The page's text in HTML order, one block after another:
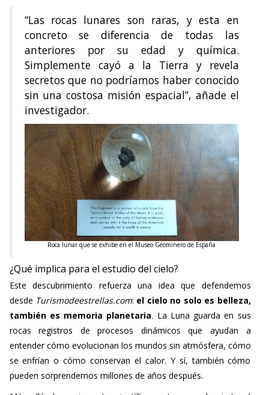
“Las rocas lunares son raras, y esta en
concreto se diferencia de todas las
anteriores por su edad y química.
Simplemente cayó a la Tierra y revela
secretos que no podríamos haber conocido
sin una costosa misión espacial”, añade el
investigador.
Roca lunar que se exhibe en el Museo Geominero de España
¿Qué implica para el estudio del cielo?
Este descubrimiento refuerza una idea que defendemos
desde Turismodeestrellas.com: el cielo no solo es belleza,
también es memoria planetaria. La Luna guarda en sus
rocas registros de procesos dinámicos que ayudan a
entender cómo evolucionan los mundos sin atmósfera, cómo
se enfrían o cómo conservan el calor. Y sí, también cómo
pueden sorprendernos millones de años después.